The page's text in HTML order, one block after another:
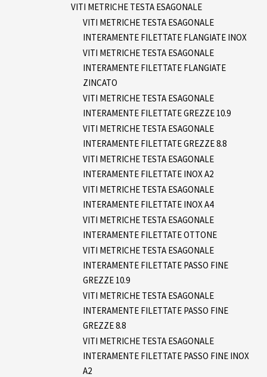
VITI METRICHE TESTA ESAGONALE
VITI METRICHE TESTA ESAGONALE
INTERAMENTE FILETTATE FLANGIATE INOX
VITI METRICHE TESTA ESAGONALE
INTERAMENTE FILETTATE FLANGIATE
ZINCATO
VITI METRICHE TESTA ESAGONALE
INTERAMENTE FILETTATE GREZZE 10.9
VITI METRICHE TESTA ESAGONALE
INTERAMENTE FILETTATE GREZZE 8.8
VITI METRICHE TESTA ESAGONALE
INTERAMENTE FILETTATE INOX A2
VITI METRICHE TESTA ESAGONALE
INTERAMENTE FILETTATE INOX A4
VITI METRICHE TESTA ESAGONALE
INTERAMENTE FILETTATE OTTONE
VITI METRICHE TESTA ESAGONALE
INTERAMENTE FILETTATE PASSO FINE
GREZZE 10.9
VITI METRICHE TESTA ESAGONALE
INTERAMENTE FILETTATE PASSO FINE
GREZZE 8.8
VITI METRICHE TESTA ESAGONALE
INTERAMENTE FILETTATE PASSO FINE INOX
A2